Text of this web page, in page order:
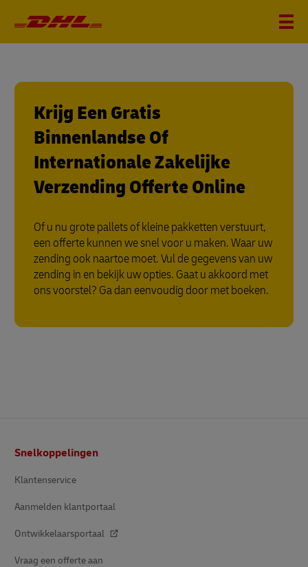
Krijg Een Gratis
Binnenlandse Of
Internationale Zakelijke
Verzending Offerte Online
Of u nu grote pallets of kleine pakketten verstuurt,
een offerte kunnen we snel voor u maken. Waar uw
zending ook naartoe moet. Vul de gegevens van uw
zending in en bekijk uw opties. Gaat u akkoord met
ons voorstel? Ga dan eenvoudig door met boeken.
Snelkoppelingen
Klantenservice
Aanmelden klantportaal
Ontwikkelaarsportaal
Vraag een offerte aan